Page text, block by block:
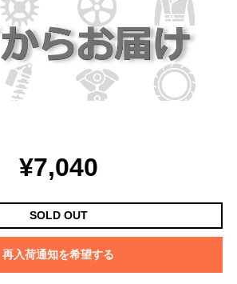
¥7,040
SOLD OUT
再入荷通知を希望する